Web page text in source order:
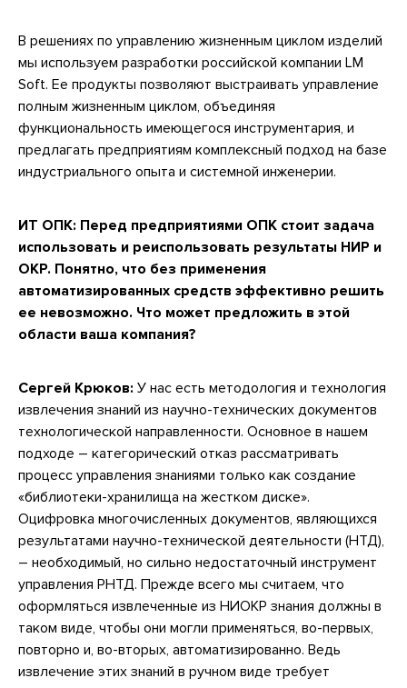
В решениях по управлению жизненным циклом изделий
мы используем разработки российской компании LM
Soft. Ее продукты позволяют выстраивать управление
полным жизненным циклом, объединяя
функциональность имеющегося инструментария, и
предлагать предприятиям комплексный подход на базе
индустриального опыта и системной инженерии.
ИТ ОПК: Перед предприятиями ОПК стоит задача
использовать и реиспользовать результаты НИР и
ОКР. Понятно, что без применения
автоматизированных средств эффективно решить
ее невозможно. Что может предложить в этой
области ваша компания?
Сергей Крюков: У нас есть методология и технология
извлечения знаний из научно-технических документов
технологической направленности. Основное в нашем
подходе – категорический отказ рассматривать
процесс управления знаниями только как создание
«библиотеки-хранилища на жестком диске».
Оцифровка многочисленных документов, являющихся
результатами научно-технической деятельности (НТД),
– необходимый, но сильно недостаточный инструмент
управления РНТД. Прежде всего мы считаем, что
оформляться извлеченные из НИОКР знания должны в
таком виде, чтобы они могли применяться, во-первых,
повторно и, во-вторых, автоматизированно. Ведь
извлечение этих знаний в ручном виде требует